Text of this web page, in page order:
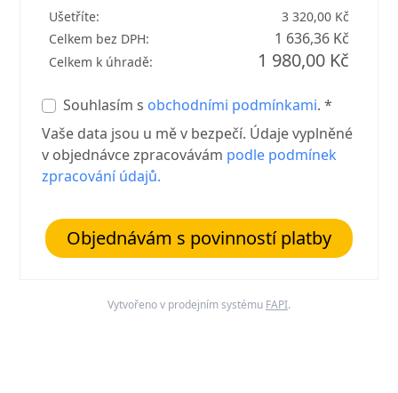
Ušetříte:
3 320,00 Kč
Celkem bez DPH:
1 636,36 Kč
Celkem k úhradě: 1 980,00 Kč
Souhlasím s obchodními podmínkami. *
Vaše data jsou u mě v bezpečí. Údaje vyplněné
v objednávce zpracovávám podle podmínek
zpracování údajů.
Objednávám s povinností platby
Vytvořeno v prodejním systému FAPI.